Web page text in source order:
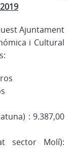
Ajuntament
i Cultural
: 9.387,00
sector Molí):